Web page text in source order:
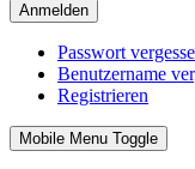
Anmelden
Passwort
Benutzername
Registrieren
Mobile Menu Toggle